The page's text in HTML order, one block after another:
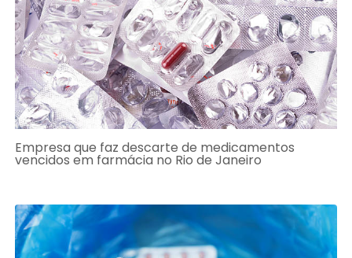
Empresa que faz descarte de medicamentos
vencidos em farmácia no Rio de Janeiro